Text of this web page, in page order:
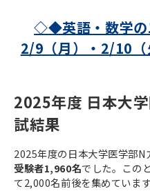
◇◆英語・数学の
2/9（月）・2/10
2025年度 日本大
試結果
2025年度の日本大学医学部
受験者1,960名でした。この
て2,000名前後を集めています